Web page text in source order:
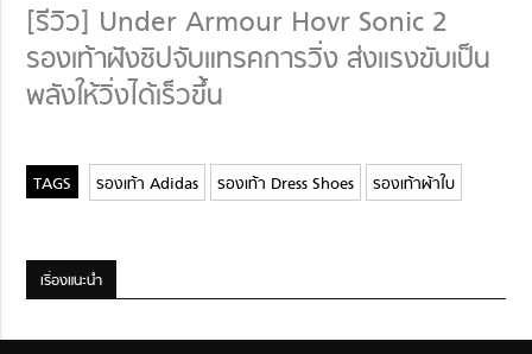
[รีวิว] Under Armour Hovr Sonic 2
รองเท้าฝังชิปจับแทรคการวิ่ง ส่งแรงขับเป็น
พลังให้วิ่งได้เร็วขึ้น
รองเท้า Adidas รองเท้า Dress Shoes รองเท้าผ้าใบ
เรื่องแนะนำ